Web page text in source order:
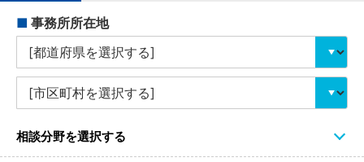
■ 事務所所在地
相談分野を選択する